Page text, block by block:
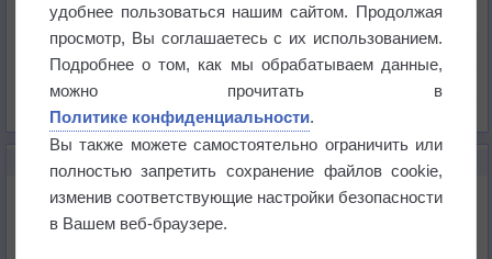
Давление
Осадки
Список всех карт
Приложение построит маршрут через тень
удобнее пользоваться нашим сайтом. Продолжая
просмотр, Вы соглашаетесь с их использованием.
Подробнее о том, как мы обрабатываем данные,
можно прочитать в
Политике конфиденциальности.
Вы также можете самостоятельно ограничить или
полностью запретить сохранение файлов cookie,
изменив соответствующие настройки безопасности
в Вашем веб-браузере.